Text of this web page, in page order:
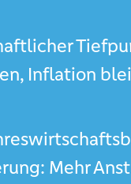
Inflation
Mehr